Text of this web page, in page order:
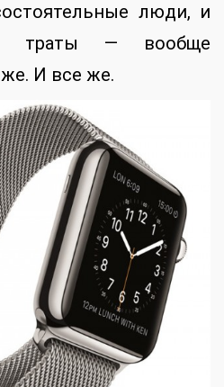
люди, и
траты — вообще
И все же.